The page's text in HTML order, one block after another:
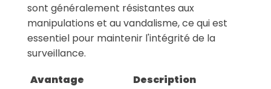
sont généralement résistantes aux
manipulations et au vandalisme, ce qui est
essentiel pour maintenir l'intégrité de la
surveillance.
Avantage
Description